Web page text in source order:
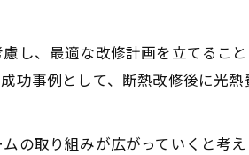
し、最適な改修計画を立てるこ
功事例として、断熱改修後に光熱
の取り組みが広がっていくと考え